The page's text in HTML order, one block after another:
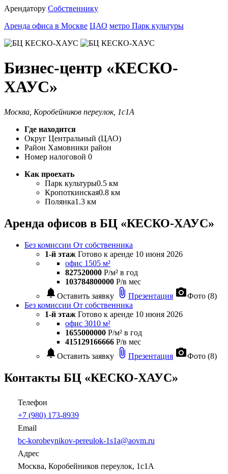
Арендатору Собственнику
Аренда офиса в Москве ЦАО метро Парк культуры
Бизнес-центр «КЕСКО-
ХАУС»
Москва, Коробейников переулок, 1с1А
Где находится
Округ Центральный (ЦАО)
Район Хамовники район
Номер налоговой 0
Как проехать
Парк культуры0.5 км
Кропоткинская0.8 км
Полянка1.3 км
Аренда офисов в БЦ «КЕСКО-ХАУС»
Без комиссии От собственника
1-й этаж Готово к аренде 10 июня 2026
офис 1505 м²
827520000 Р/м² в год
103784800000 Р/в мес
notifications Оставить заявку attach_file Презентация photo_cameraФото (8)
Без комиссии От собственника
1-й этаж Готово к аренде 10 июня 2026
офис 3010 м²
1655000000 Р/м² в год
415129166666 Р/в мес
notifications Оставить заявку attach_file Презентация photo_cameraФото (8)
Контакты БЦ «КЕСКО-ХАУС»
Телефон
+7 (980) 173-8939
Email
bc-korobeynikov-pereulok-1s1a@aovm.ru
Адрес
Москва, Коробейников переулок, 1с1А